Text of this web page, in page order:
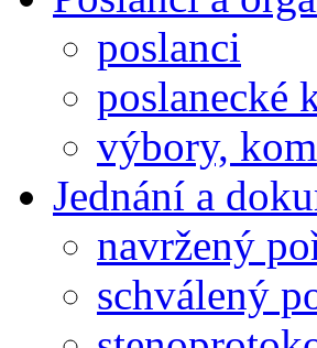
poslanci
poslanecké
výbory,
Jednání a
navržený
schválený